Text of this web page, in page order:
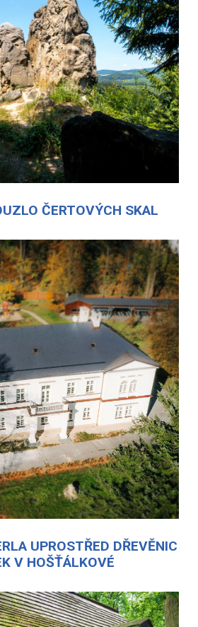
ČERTOVÝCH SKAL
UPROSTŘED DŘEVĚNIC
V HOŠŤÁLKOVÉ